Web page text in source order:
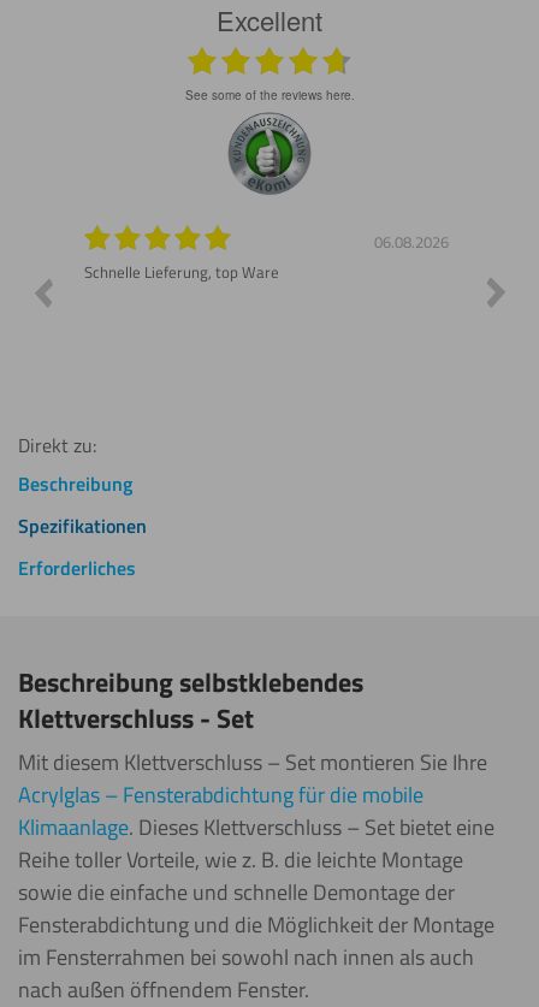
Excellent
see some of the reviews here.
06.08.2026
Schnelle Lieferung, top Ware
Gerne
Direkt zu:
Beschreibung
Spezifikationen
Erforderliches
Beschreibung selbstklebendes
Klettverschluss - Set
Mit diesem Klettverschluss – Set montieren Sie Ihre
Acrylglas – Fensterabdichtung für die mobile
Klimaanlage. Dieses Klettverschluss – Set bietet eine
Reihe toller Vorteile, wie z. B. die leichte Montage
sowie die einfache und schnelle Demontage der
Fensterabdichtung und die Möglichkeit der Montage
im Fensterrahmen bei sowohl nach innen als auch
nach außen öffnendem Fenster.